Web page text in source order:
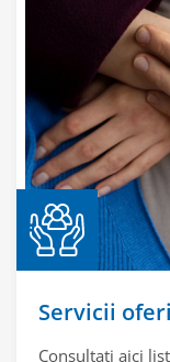
Servicii
Consultați aici